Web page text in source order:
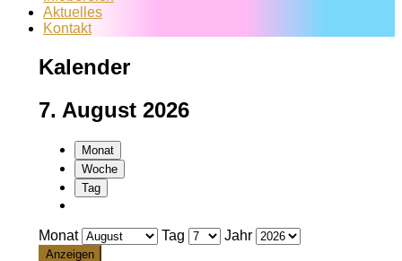
Aktuelles
Kontakt
Kalender
7. August 2026
Monat
Woche
Tag
Monat Tag Jahr